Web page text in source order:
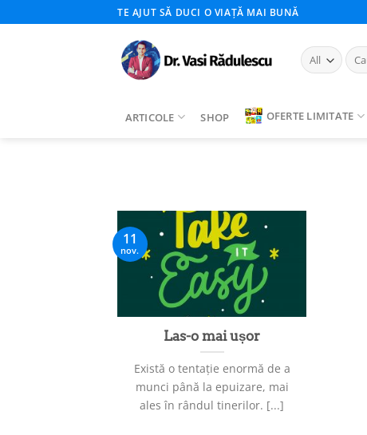
to
TE AJUT SĂ DUCI O VIAȚĂ MAI BUNĂ
Caută
după:
ARTICOLE SHOP OFERTE LIMITATE
Las-o mai ușor
Există o tentație enormă de a
munci până la epuizare, mai
ales în rândul tinerilor. [...]
11
nov.